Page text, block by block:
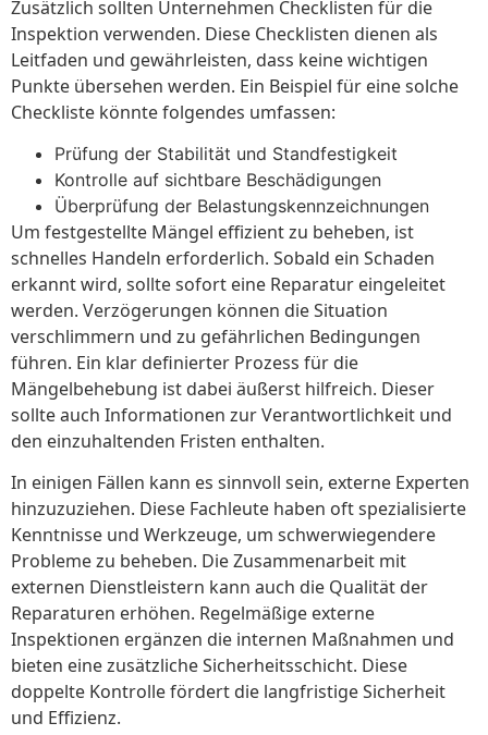
Zusätzlich sollten Unternehmen Checklisten für die
Inspektion verwenden. Diese Checklisten dienen als
Leitfaden und gewährleisten, dass keine wichtigen
Punkte übersehen werden. Ein Beispiel für eine solche
Checkliste könnte folgendes umfassen:
Prüfung der Stabilität und Standfestigkeit
Kontrolle auf sichtbare Beschädigungen
Überprüfung der Belastungskennzeichnungen
Um festgestellte Mängel effizient zu beheben, ist
schnelles Handeln erforderlich. Sobald ein Schaden
erkannt wird, sollte sofort eine Reparatur eingeleitet
werden. Verzögerungen können die Situation
verschlimmern und zu gefährlichen Bedingungen
führen. Ein klar definierter Prozess für die
Mängelbehebung ist dabei äußerst hilfreich. Dieser
sollte auch Informationen zur Verantwortlichkeit und
den einzuhaltenden Fristen enthalten.
In einigen Fällen kann es sinnvoll sein, externe Experten
hinzuzuziehen. Diese Fachleute haben oft spezialisierte
Kenntnisse und Werkzeuge, um schwerwiegendere
Probleme zu beheben. Die Zusammenarbeit mit
externen Dienstleistern kann auch die Qualität der
Reparaturen erhöhen. Regelmäßige externe
Inspektionen ergänzen die internen Maßnahmen und
bieten eine zusätzliche Sicherheitsschicht. Diese
doppelte Kontrolle fördert die langfristige Sicherheit
und Effizienz.